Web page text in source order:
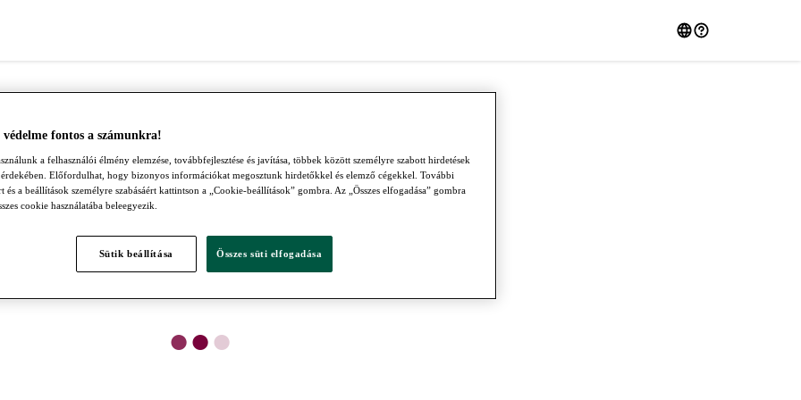
●●●
fontos a számunkra!
a felhasználói élmény elemzése, továbbfejlesztése és javítása, többek között személyre szabott hirdetések
érdekében. Előfordulhat, hogy bizonyos információkat megosztunk hirdetőkkel és elemző cégekkel. További
a beállítások személyre szabásáért kattintson a „Cookie-beállítások” gombra. Az „Összes elfogadása” gombra
cookie használatába beleegyezik.
Sütik beállítása Összes süti elfogadása